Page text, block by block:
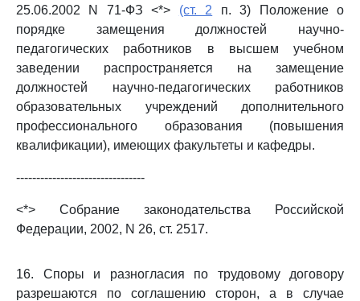
25.06.2002 N 71-ФЗ <*> (ст. 2 п. 3) Положение о
порядке замещения должностей научно-
педагогических работников в высшем учебном
заведении распространяется на замещение
должностей научно-педагогических работников
образовательных учреждений дополнительного
профессионального образования (повышения
квалификации), имеющих факультеты и кафедры.
--------------------------------
<*> Собрание законодательства Российской
Федерации, 2002, N 26, ст. 2517.
16. Споры и разногласия по трудовому договору
разрешаются по соглашению сторон, а в случае